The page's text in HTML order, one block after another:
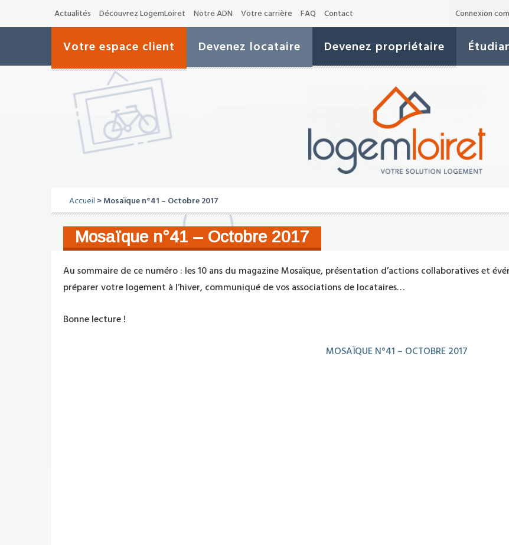
Actualités Découvrez LogemLoiret Notre ADN Votre carrière FAQ Contact Connexion
Votre espace client Devenez locataire Devenez propriétaire
Accueil > Mosaïque n°41 – Octobre 2017
Mosaïque n°41 – Octobre 2017
Au sommaire de ce numéro : les 10 ans du magazine Mosaïque, présentation d’actions collaboratives et
préparer votre logement à l’hiver, communiqué de vos associations de locataires…
Bonne lecture !
MOSAÏQUE N°41 – OCTOBRE 2017